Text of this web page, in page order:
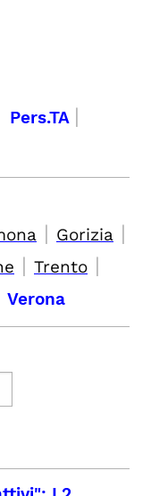
Pers.TA |
| Gorizia |
| Trento |
Verona